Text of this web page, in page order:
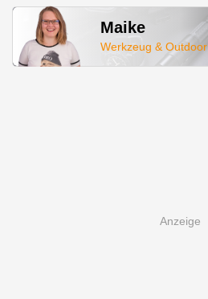
Maike
Werkzeug & Outdoor